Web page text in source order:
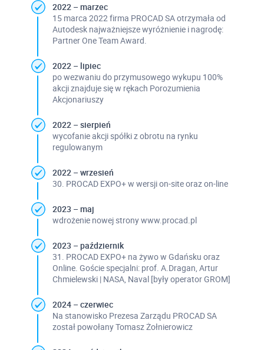
2022 – marzec
15 marca 2022 firma PROCAD SA otrzymała od
Autodesk najważniejsze wyróżnienie i nagrodę:
Partner One Team Award.
2022 – lipiec
po wezwaniu do przymusowego wykupu 100%
akcji znajduje się w rękach Porozumienia
Akcjonariuszy
2022 – sierpień
wycofanie akcji spółki z obrotu na rynku
regulowanym
2022 – wrzesień
30. PROCAD EXPO+ w wersji on-site oraz on-line
2023 – maj
wdrożenie nowej strony www.procad.pl
2023 – październik
31. PROCAD EXPO+ na żywo w Gdańsku oraz
Online. Goście specjalni: prof. A.Dragan, Artur
Chmielewski | NASA, Naval [były operator GROM]
2024 – czerwiec
Na stanowisko Prezesa Zarządu PROCAD SA
został powołany Tomasz Żołnierowicz